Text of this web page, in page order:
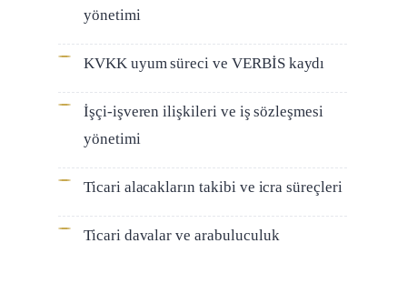
yönetimi
KVKK uyum süreci ve VERBİS kaydı
İşçi-işveren ilişkileri ve iş sözleşmesi
yönetimi
Ticari alacakların takibi ve icra süreçleri
Ticari davalar ve arabuluculuk